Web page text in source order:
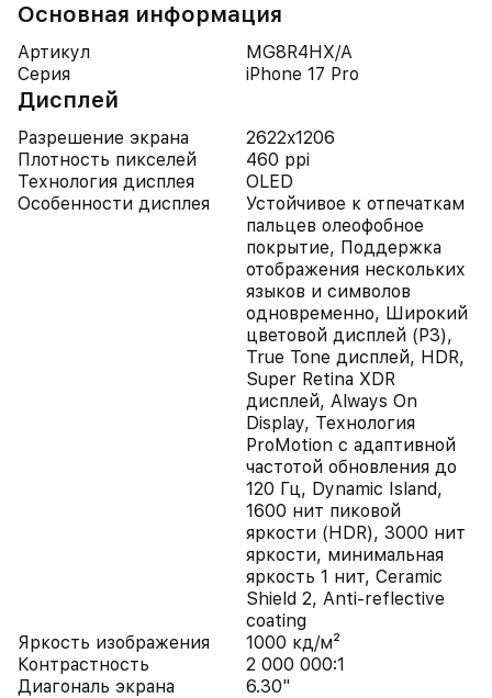
Основная информация
Артикул
MG8R4HX/A
Серия
iPhone 17 Pro
Дисплей
Разрешение экрана
2622x1206
Плотность пикселей
460 ppi
Технология дисплея
OLED
Особенности дисплея
Устойчивое к отпечаткам
пальцев олеофобное
покрытие, Поддержка
отображения нескольких
языков и символов
одновременно, Широкий
цветовой дисплей (P3),
True Tone дисплей, HDR,
Super Retina XDR
дисплей, Always On
Display, Технология
ProMotion с адаптивной
частотой обновления до
120 Гц, Dynamic Island,
1600 нит пиковой
яркости (HDR), 3000 нит
яркости, минимальная
яркость 1 нит, Ceramic
Shield 2, Anti-reflective
coating
Яркость изображения
1000 кд/м²
Контрастность
2 000 000:1
Диагональ экрана
6.30"